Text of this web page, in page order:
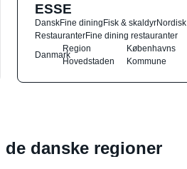
ESSE
DanskFine diningFisk & skaldyrNordisk
RestauranterFine dining restauranter
Danmark
Region
Hovedstaden
Københavns
Kommune
danske regioner